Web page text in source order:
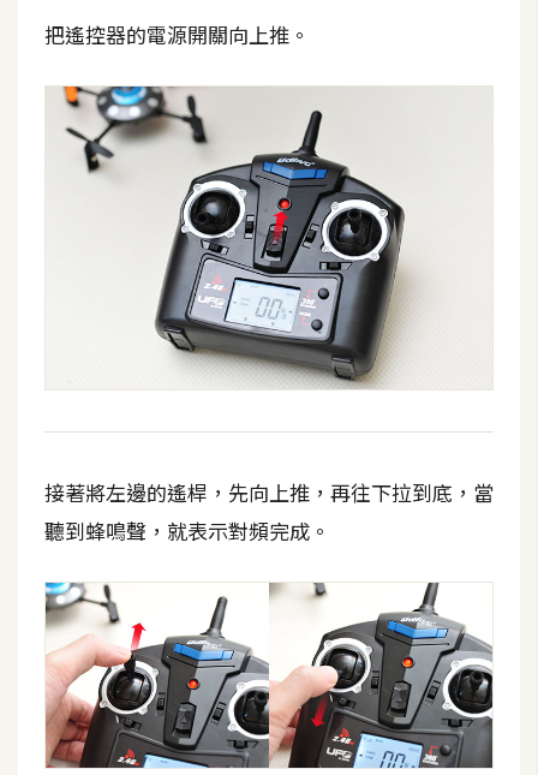
免
費
開
梅
開
發
熱
門
文
把遙控器的電源開關向上推。
接著將左邊的遙桿，先向上推，再往下拉到底，當
聽到蜂鳴聲，就表示對頻完成。